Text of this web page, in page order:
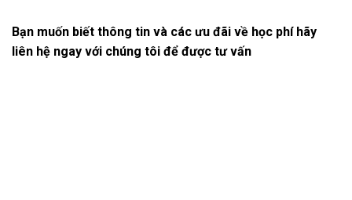
Bạn muốn biết thông tin và các ưu đãi về học phí hãy
liên hệ ngay với chúng tôi để được tư vấn